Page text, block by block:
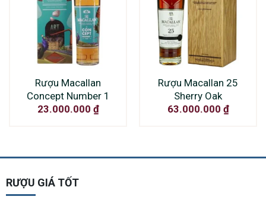
Rượu Macallan
Concept Number 1
23.000.000 ₫
Rượu Macallan 25
Sherry Oak
63.000.000 ₫
RƯỢU GIÁ TỐT